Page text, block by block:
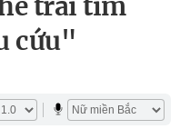
trái tim
cứu"